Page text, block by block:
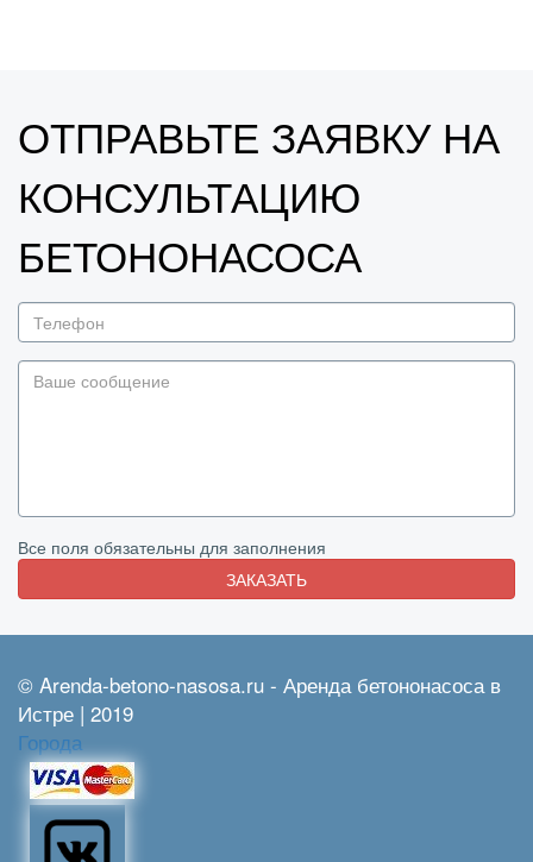
ОТПРАВЬТЕ ЗАЯВКУ НА
КОНСУЛЬТАЦИЮ
БЕТОНОНАСОСА
Все поля обязательны для заполнения
ЗАКАЗАТЬ
© Arenda-betono-nasosa.ru - Аренда бетононасоса в
Истре | 2019
Города